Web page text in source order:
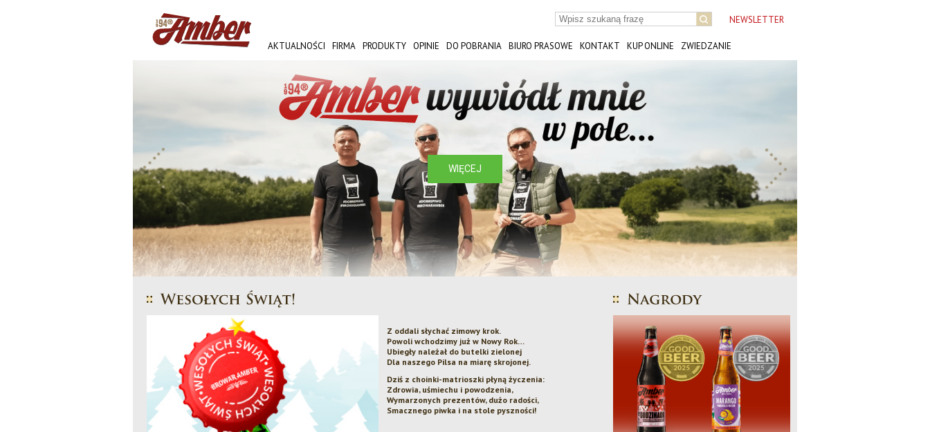
NEWSLETTER
AKTUALNOŚCI FIRMA PRODUKTY OPINIE DO POBRANIA BIURO PRASOWE KONTAKT KUP ONLINE ZWIEDZANIE
AMBER FEST
WIĘCEJ
Z oddali słychać zimowy krok.
Powoli wchodzimy już w Nowy Rok…
Ubiegły należał do butelki zielonej
Dla naszego Pilsa na miarę skrojonej.
Dziś z choinki-matrioszki płyną życzenia:
Zdrowia, uśmiechu i powodzenia,
Wymarzonych prezentów, dużo radości,
Smacznego piwka i na stole pyszności!